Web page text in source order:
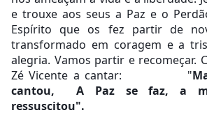
e trouxe aos seus a Paz e o
Espírito que os fez partir de
transformado em coragem e a
alegria. Vamos partir e recomeçar.
Zé Vicente a cantar:             "
cantou,
A Paz se faz, a
ressuscitou".